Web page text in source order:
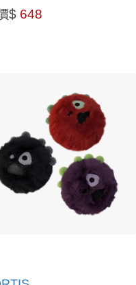
」(韓國
版)
$ 648